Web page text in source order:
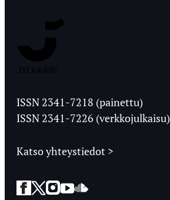
Ylioppilaslehti
ISSN 2341-7218 (painettu)
ISSN 2341-7226 (verkkojulkaisu)
Katso yhteystiedot >
Facebook
Twitter
Instagram
YouTube
SoundCloud